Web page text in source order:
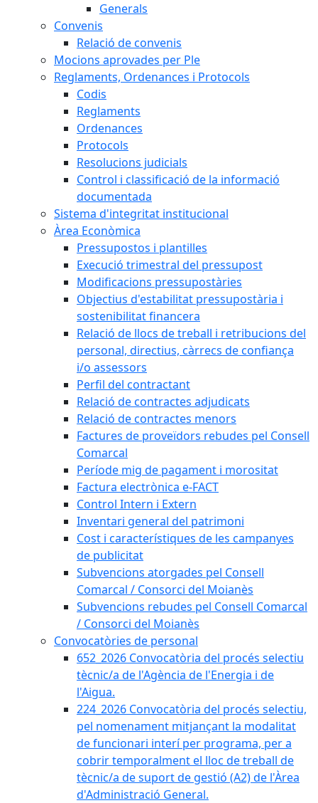
Generals
Convenis
Relació de convenis
Mocions aprovades per Ple
Reglaments, Ordenances i Protocols
Codis
Reglaments
Ordenances
Protocols
Resolucions judicials
Control i classificació de la informació
documentada
Sistema d'integritat institucional
Àrea Econòmica
Pressupostos i plantilles
Execució trimestral del pressupost
Modificacions pressupostàries
Objectius d'estabilitat pressupostària i
sostenibilitat financera
Relació de llocs de treball i retribucions del
personal, directius, càrrecs de confiança
i/o assessors
Perfil del contractant
Relació de contractes adjudicats
Relació de contractes menors
Factures de proveïdors rebudes pel Consell
Comarcal
Període mig de pagament i morositat
Factura electrònica e-FACT
Control Intern i Extern
Inventari general del patrimoni
Cost i característiques de les campanyes
de publicitat
Subvencions atorgades pel Consell
Comarcal / Consorci del Moianès
Subvencions rebudes pel Consell Comarcal
/ Consorci del Moianès
Convocatòries de personal
652_2026 Convocatòria del procés selectiu
tècnic/a de l'Agència de l'Energia i de
l'Aigua.
224_2026 Convocatòria del procés selectiu,
pel nomenament mitjançant la modalitat
de funcionari interí per programa, per a
cobrir temporalment el lloc de treball de
tècnic/a de suport de gestió (A2) de l'Àrea
d'Administració General.